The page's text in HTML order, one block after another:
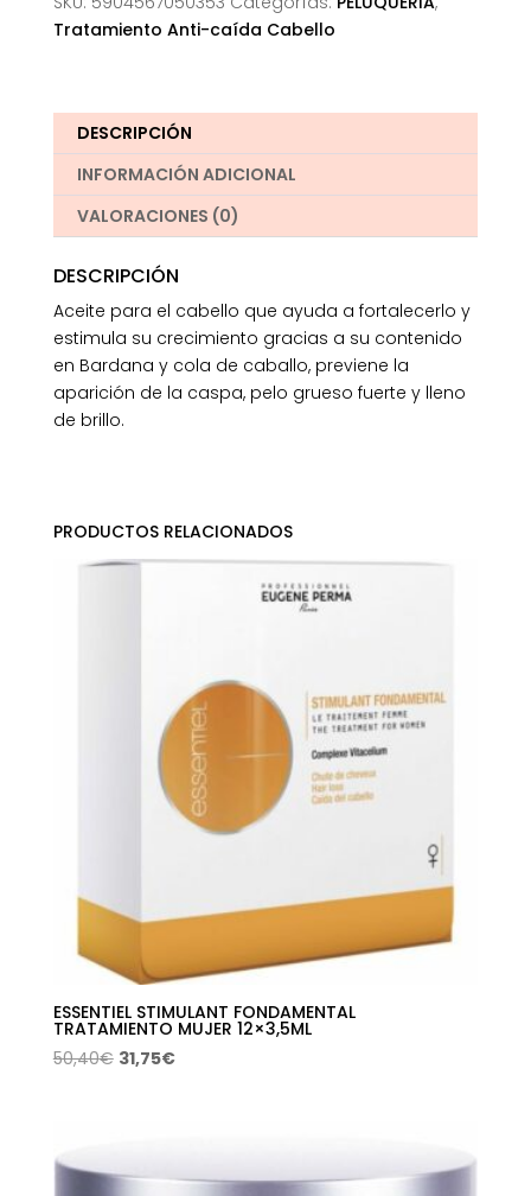
Against
Tratamiento Anti-caída Cabello
DESCRIPCIÓN
INFORMACIÓN ADICIONAL
VALORACIONES (0)
DESCRIPCIÓN
Aceite para el cabello que ayuda a fortalecerlo y
estimula su crecimiento gracias a su contenido
en Bardana y cola de caballo, previene la
aparición de la caspa, pelo grueso fuerte y lleno
de brillo.
PRODUCTOS RELACIONADOS
ESSENTIEL STIMULANT FONDAMENTAL
TRATAMIENTO MUJER 12×3,5ML
50,40€ El
31,75€El